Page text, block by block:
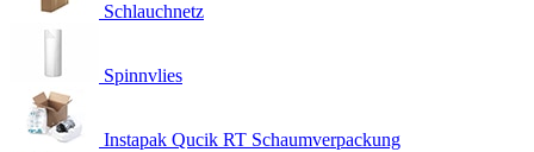
Schlauchnetz
Spinnvlies
Instapak Qucik RT Schaumverpackung